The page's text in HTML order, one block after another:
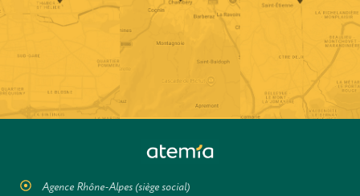
Agence Rhône-Alpes (siège social)